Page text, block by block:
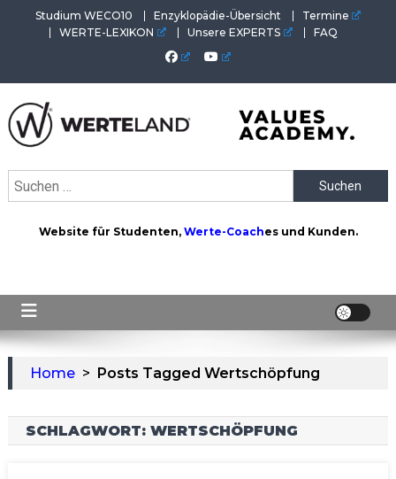
Studium WECO10 Enzyklopädie-Übersicht
Termine
WERTE-LEXIKON
Unsere EXPERTS FAQ
Akademie. Wertvolles für Werte-Coaches.
Suchen
nach:
Website für Studenten, Werte-Coaches und Kunden.
Home > Posts Tagged Wertschöpfung
SCHLAGWORT: WERTSCHÖPFUNG